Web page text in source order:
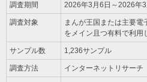
調査期間 2026年3月6日～2026年3
調査対象
まんが王国または主要
をメイン且つ有料で利
サンプル数 1,236サンプル
調査方法 インターネットリサーチ